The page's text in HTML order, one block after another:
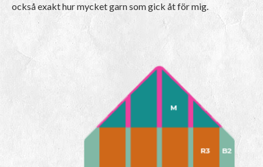
också exakt hur mycket garn som gick åt för mig.